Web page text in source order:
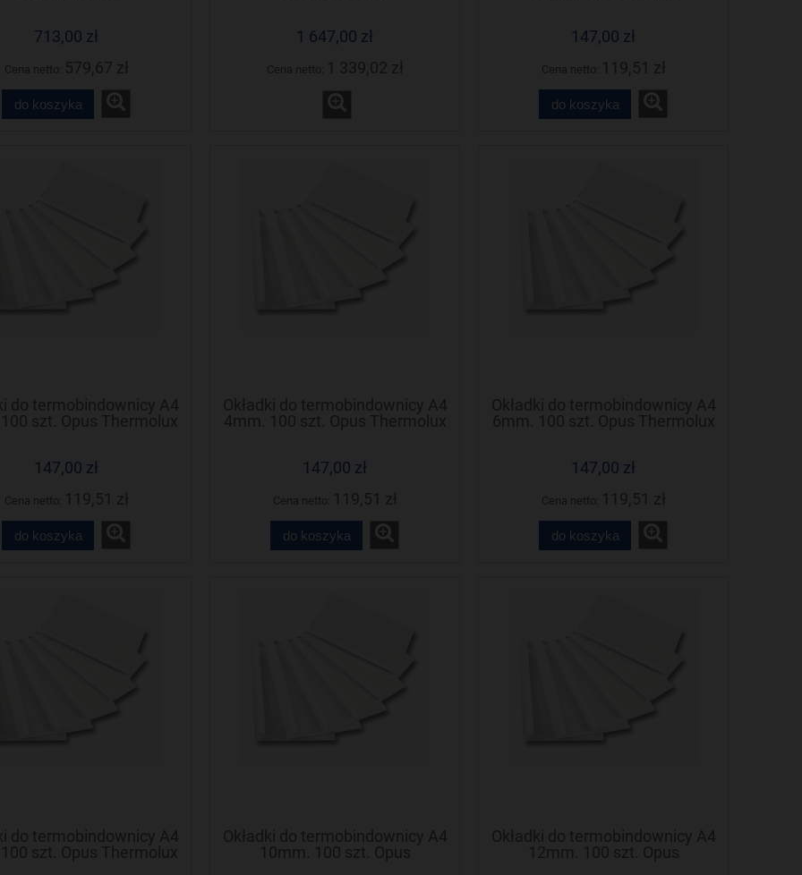
713,00 zł
do koszyka
1 647,00 zł
147,00 zł
do koszyka
do termobindownicy A4
szt. Opus Thermolux
147,00 zł
do koszyka
Okładki do termobindownicy A4
4mm. 100 szt. Opus Thermolux
147,00 zł
do koszyka
Okładki do termobindownicy A4
6mm. 100 szt. Opus Thermolux
147,00 zł
do koszyka
do termobindownicy A4
szt. Opus Thermolux
Okładki do termobindownicy A4
10mm. 100 szt. Opus
Okładki do termobindownicy A4
12mm. 100 szt. Opus